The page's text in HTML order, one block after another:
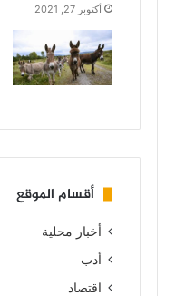
أكتوبر 27, 2021
أقسام الموقع
أخبار محلية
أدب
اقتصاد